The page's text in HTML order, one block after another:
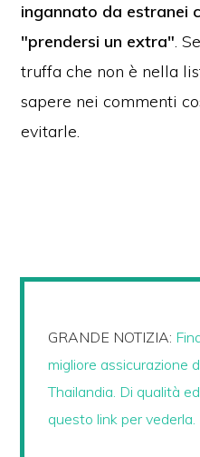
ingannato da estranei
"prendersi un extra".
truffa che non è nella
sapere nei commenti
evitarle.
GRANDE NOTIZIA:
migliore assicurazione
Thailandia. Di qualità
questo link per vederla.